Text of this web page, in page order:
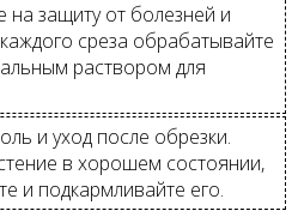
защиту от болезней и
среза обрабатывайте
раствором для
и уход после обрезки.
в хорошем состоянии,
и подкармливайте его.